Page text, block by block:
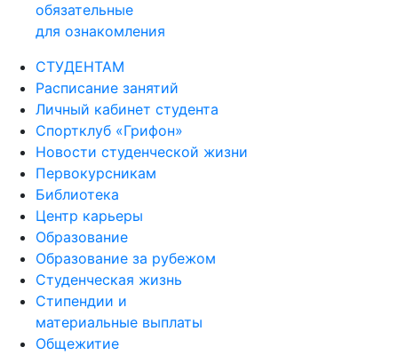
для ознакомления
Расписание занятий
Личный кабинет студента
Спортклуб «Грифон»
Новости студенческой жизни
Первокурсникам
Библиотека
Центр карьеры
Образование
Образование за рубежом
Студенческая жизнь
Стипендии и
материальные выплаты
Общежитие
Выпускникам